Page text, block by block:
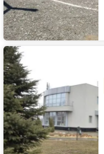
Мотель
Восток-
Волжский